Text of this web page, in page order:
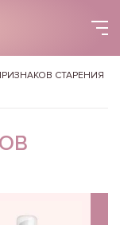
СТАРЕНИЯ